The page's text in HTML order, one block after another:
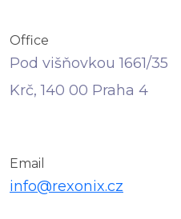
Office
Pod višňovkou 1661/35
Krč, 140 00 Praha 4
Email
info@rexonix.cz